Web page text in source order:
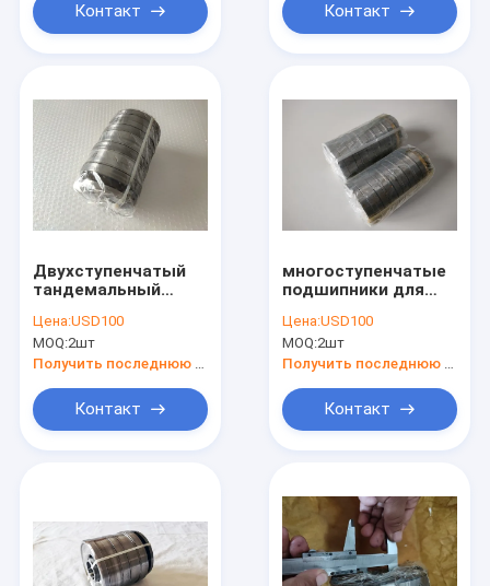
О Компании
Контакт Контакт
Двухступенчатый
тандемальный
подшипник
M2CT88190 на
складе
Цена:USD100
MOQ:2шт
Получить последнюю цену
Контакт
многоступенчатые
подшипники для
пищевых продуктов
M2CT3278 Размер
32*78*57.5MM
Цена:USD100
MOQ:2шт
Получить последнюю цену
Контакт